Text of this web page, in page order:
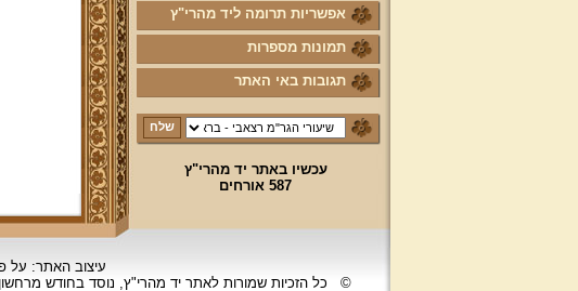
אפשריות תרומה ליד מהרי"ץ
תמונות מספרות
תגובות באי האתר
עכשיו באתר יד מהרי"ץ
587 אורחים
עיצוב האתר: על
©
כל הזכיות שמורות לאתר יד מהרי"ץ, נוסד בחודש